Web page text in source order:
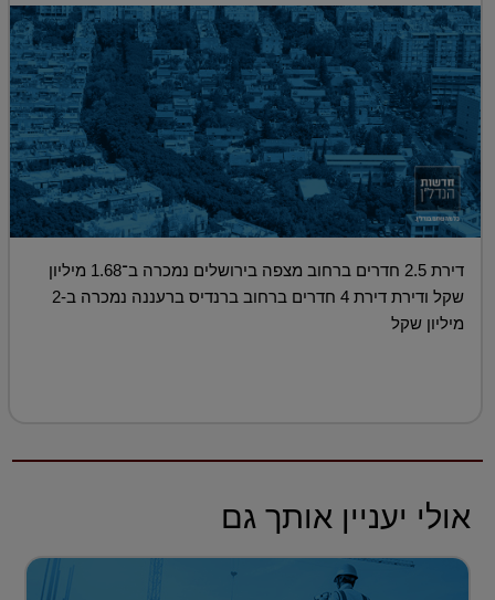
דירת 2.5 חדרים ברחוב מצפה בירושלים נמכרה ב־1.68 מיליון
שקל ודירת דירת 4 חדרים ברחוב ברנדיס ברעננה נמכרה ב-2
מיליון שקל
אולי יעניין אותך גם